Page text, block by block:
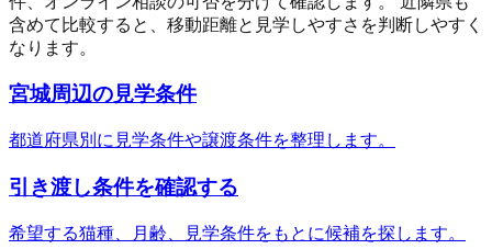
含めて比較すると、移動距離と見学しやすさを判断しやすく
なります。
宮城周辺の見学条件
都道府県別に見学条件や譲渡条件を整理します。
引き渡し条件を確認する
希望する猫種、月齢、見学条件をもとに候補を探します。